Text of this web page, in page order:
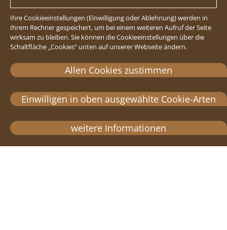
Ihre Cookieeinstellungen (Einwilligung oder Ablehnung) werden in
Ihrem Rechner gespeichert, um bei einem weiteren Aufruf der Seite
wirksam zu bleiben. Sie können die Cookieeinstellungen über die
Schaltfläche „Cookies“ unten auf unserer Webseite ändern.
Allen Cookies zustimmen
Einwilligen in oben ausgewählte Cookie-Arten
weitere Informationen